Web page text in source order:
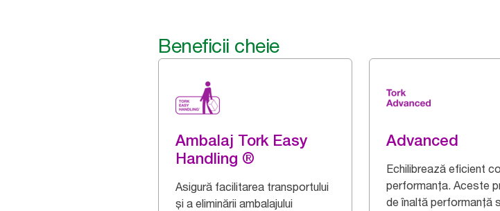
Beneficii cheie
Ambalaj Tork Easy
Handling ®
Asigură facilitarea transportului
și a eliminării ambalajului
Advanced
Echilibrează eficient
performanța. Aceste
de înaltă performanță